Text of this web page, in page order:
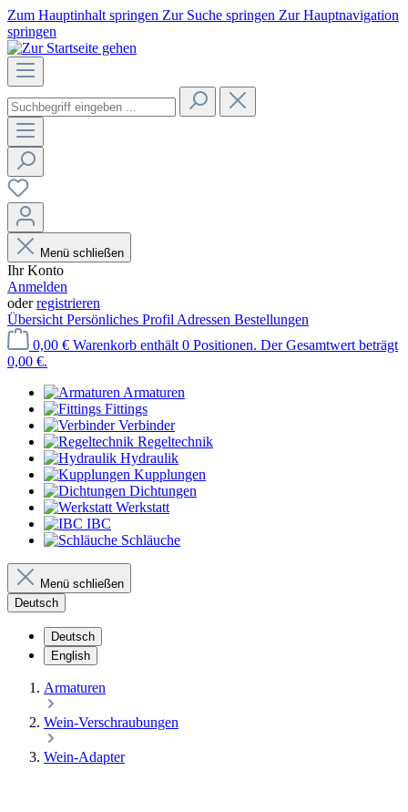
Zum Hauptinhalt springen Zur Suche springen Zur Hauptnavigation
springen
Menü schließen
Ihr Konto
Anmelden
oderregistrieren
Übersicht Persönliches Profil Adressen Bestellungen
0,00 € Warenkorb enthält 0 Positionen. Der Gesamtwert beträgt
0,00 €.
Armaturen
Fittings
Verbinder
Regeltechnik
Hydraulik
Kupplungen
Dichtungen
Werkstatt
IBC
Schläuche
Menü schließen
Deutsch
Deutsch
English
Armaturen
Wein-Verschraubungen
Wein-Adapter